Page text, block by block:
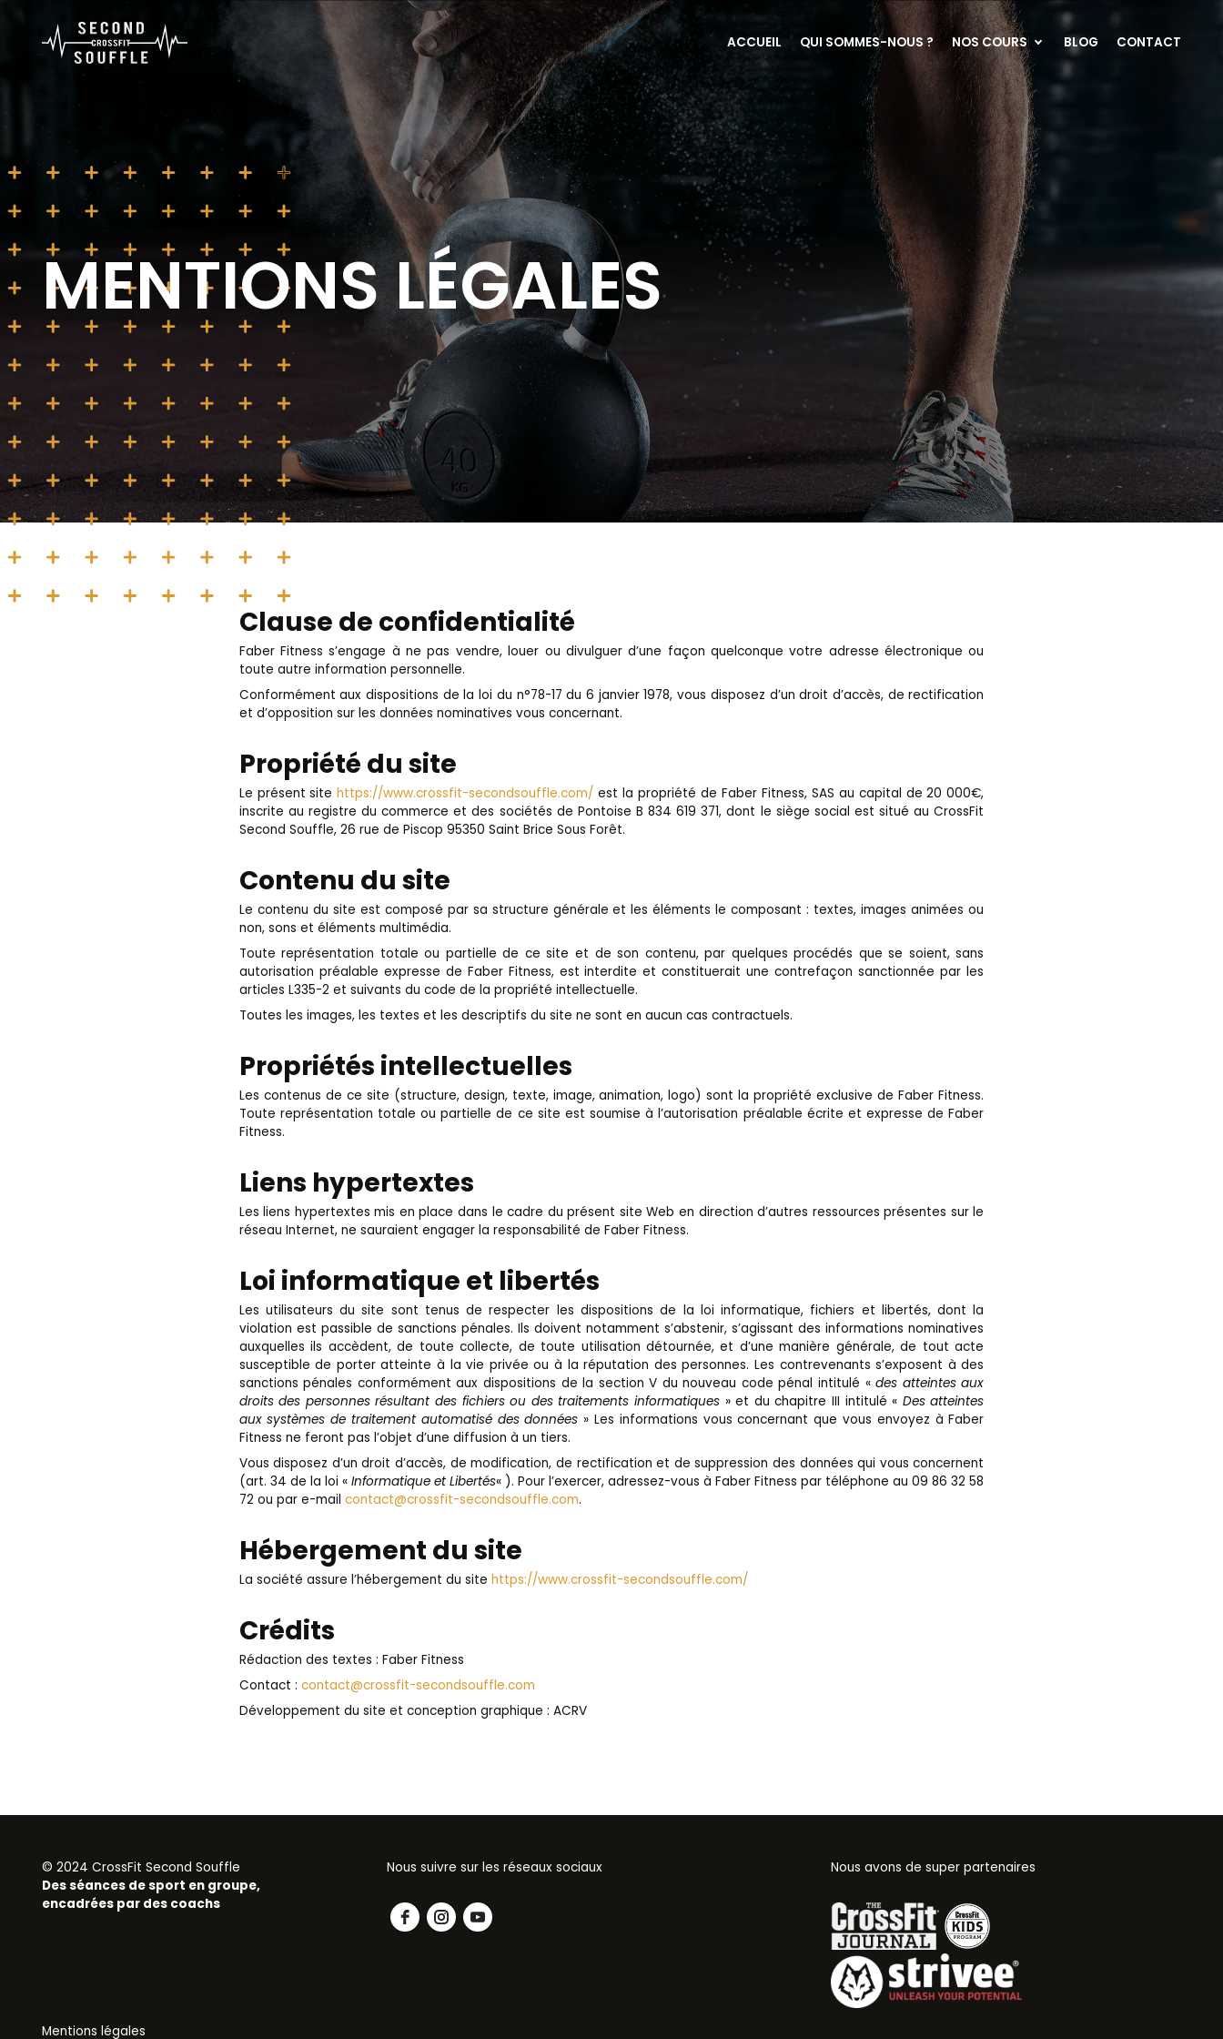
ACCUEIL QUI SOMMES-NOUS ? NOS COURS BLOG CONTACT
MENTIONS LÉGALES
Clause de confidentialité
Faber Fitness s’engage à ne pas vendre, louer ou divulguer d’une façon quelconque votre adresse électronique ou
toute autre information personnelle.
Conformément aux dispositions de la loi du n°78-17 du 6 janvier 1978, vous disposez d’un droit d’accès, de rectification
et d’opposition sur les données nominatives vous concernant.
Propriété du site
Le présent sitehttps://www.crossfit-secondsouffle.com/ est la propriété de Faber Fitness, SAS au capital de 20 000€,
inscrite au registre du commerce et des sociétés de Pontoise B 834 619 371, dont le siège social est situé au CrossFit
Second Souffle, 26 rue de Piscop 95350 Saint Brice Sous Forêt.
Contenu du site
Le contenu du site est composé par sa structure générale et les éléments le composant : textes, images animées ou
non, sons et éléments multimédia.
Toute représentation totale ou partielle de ce site et de son contenu, par quelques procédés que se soient, sans
autorisation préalable expresse de Faber Fitness, est interdite et constituerait une contrefaçon sanctionnée par les
articles L335-2 et suivants du code de la propriété intellectuelle.
Toutes les images, les textes et les descriptifs du site ne sont en aucun cas contractuels.
Propriétés intellectuelles
Les contenus de ce site (structure, design, texte, image, animation, logo) sont la propriété exclusive de Faber Fitness.
Toute représentation totale ou partielle de ce site est soumise à l’autorisation préalable écrite et expresse de Faber
Fitness.
Liens hypertextes
Les liens hypertextes mis en place dans le cadre du présent site Web en direction d’autres ressources présentes sur le
réseau Internet, ne sauraient engager la responsabilité de Faber Fitness.
Loi informatique et libertés
Les utilisateurs du site sont tenus de respecter les dispositions de la loi informatique, fichiers et libertés, dont la
violation est passible de sanctions pénales. Ils doivent notamment s’abstenir, s’agissant des informations nominatives
auxquelles ils accèdent, de toute collecte, de toute utilisation détournée, et d’une manière générale, de tout acte
susceptible de porter atteinte à la vie privée ou à la réputation des personnes. Les contrevenants s’exposent à des
sanctions pénales conformément aux dispositions de la section V du nouveau code pénal intitulé «des atteintes aux
droits des personnes résultant des fichiers ou des traitements informatiques » et du chapitre III intitulé « Des atteintes
aux systèmes de traitement automatisé des données » Les informations vous concernant que vous envoyez à Faber
Fitness ne feront pas l’objet d’une diffusion à un tiers.
Vous disposez d’un droit d’accès, de modification, de rectification et de suppression des données qui vous concernent
(art. 34 de la loi « Informatique et Libertés« ). Pour l’exercer, adressez-vous à Faber Fitness par téléphone au 09 86 32 58
72 ou par e-mail contact@crossfit-secondsouffle.com.
Hébergement du site
La société assure l’hébergement du site https://www.crossfit-secondsouffle.com/
Crédits
Rédaction des textes : Faber Fitness
Contact : contact@crossfit-secondsouffle.com
Développement du site et conception graphique : ACRV
© 2024 CrossFit Second Souffle
Des séances de sport en groupe,
encadrées par des coachs
Nous suivre sur les réseaux sociaux Nous avons de super partenaires
Mentions légales